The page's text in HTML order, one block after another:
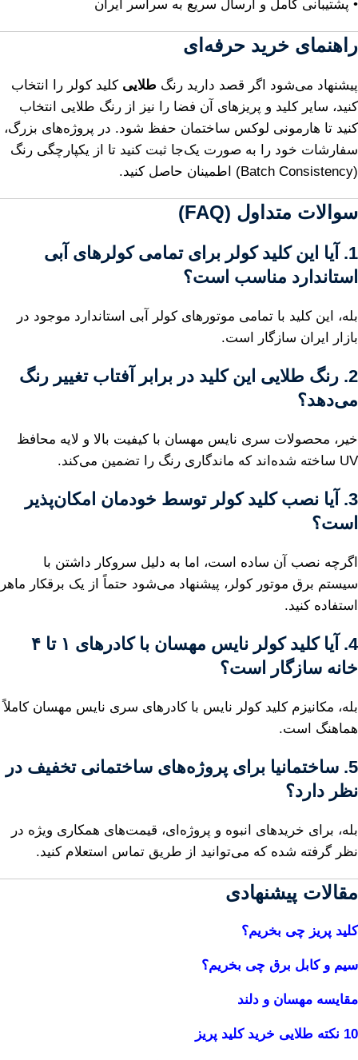
• پشتیبانی کامل و ارسال سریع به سراسر ایران
راهنمای خرید حرفه‌ای
پیشنهاد می‌شود اگر قصد دارید رنگ طلایی کلید کولر را انتخاب
کنید، سایر کلید و پریزهای آن فضا را نیز از رنگ طلایی انتخاب
کنید تا هارمونی لوکس ساختمان حفظ شود. در پروژه‌های بزرگ،
سفارشات خود را به صورت یک‌جا ثبت کنید تا از یکپارچگی رنگ
(Batch Consistency) اطمینان حاصل کنید.
سوالات متداول (FAQ)
1. آیا این کلید کولر برای تمامی کولرهای آبی
استاندارد مناسب است؟
بله، این کلید با تمامی موتورهای کولر آبی استاندارد موجود در
بازار ایران سازگار است.
2. رنگ طلایی این کلید در برابر آفتاب تغییر رنگ
می‌دهد؟
خیر، محصولات سری نایس مهسان با کیفیت بالا و لایه محافظ
UV ساخته شده‌اند که ماندگاری رنگ را تضمین می‌کند.
3. آیا نصب کلید کولر توسط خودمان امکان‌پذیر
است؟
اگرچه نصب آن ساده است، اما به دلیل سروکار داشتن با
سیستم برق موتور کولر، پیشنهاد می‌شود حتماً از یک برقکار ماهر
استفاده کنید.
4. آیا کلید کولر نایس مهسان با کادرهای ۱ تا ۴
خانه سازگار است؟
بله، مکانیزم کلید کولر نایس با کادرهای سری نایس مهسان کاملاً
هماهنگ است.
5. ساختمانیا برای پروژه‌های ساختمانی تخفیف در
نظر دارد؟
بله، برای خریدهای انبوه و پروژه‌ای، قیمت‌های همکاری ویژه در
نظر گرفته شده که می‌توانید از طریق تماس استعلام کنید.
مقالات پیشنهادی
کلید پریز چی بخریم؟
سیم و کابل برق چی بخریم؟
مقایسه مهسان و دلند
10 نکته طلایی خرید کلید پریز